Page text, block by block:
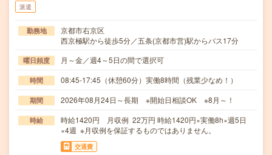
派遣
勤務地
京都市右京区
西京極駅から徒歩5分／五条(京都市営)駅からバス17分
曜日頻度 月～金／週4～5日の間で選択可
時間 08:45-17:45（休憩60分）実働8時間（残業少なめ！）
期間 2026年08月24日～長期 ※開始日相談OK ※8月～！
時給
時給1420円 月収例 22万円 時給1420円×実働8h×週5日
×4週 ※月収例を保証するものではありません。
交通費